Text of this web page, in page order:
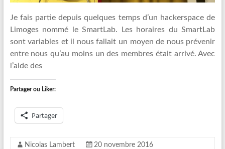
Je fais partie depuis quelques temps d’un hackerspace de
Limoges nommé le SmartLab. Les horaires du SmartLab
sont variables et il nous fallait un moyen de nous prévenir
entre nous qu’au moins un des membres était arrivé. Avec
l’aide des
Partager ou Liker:
Partager
Nicolas Lambert 20 novembre 2016